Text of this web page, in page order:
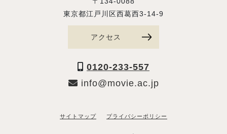
東京都江戸川区西葛西3-14-9
アクセス
0120-233-557
info@movie.ac.jp
サイトマップ プライバシーポリシー